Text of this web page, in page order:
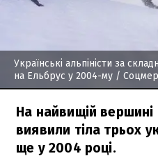
Українські альпіністи за
на Ельбрус у 2004-му /
На найвищій вершині
виявили тіла трьох
ще у 2004 році.